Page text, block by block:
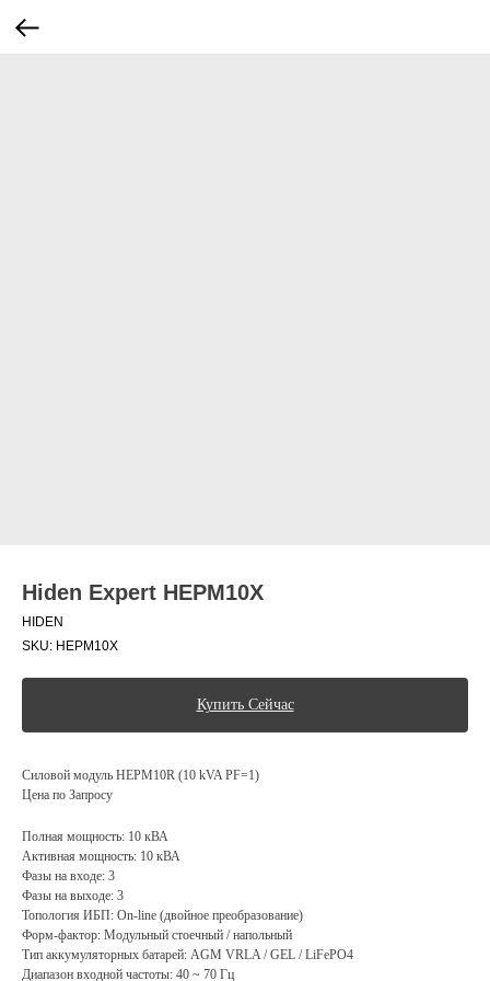
Hiden Expert HEPM10X
HIDEN
SKU: HEPM10X
Купить Сейчас
Силовой модуль HEPM10R (10 kVA PF=1)
Цена по Запросу
Полная мощность: 10 кВА
Активная мощность: 10 кВА
Фазы на входе: 3
Фазы на выходе: 3
Топология ИБП: On-line (двойное преобразование)
Форм-фактор: Модульный стоечный / напольный
Тип аккумуляторных батарей: AGM VRLA / GEL / LiFePO4
Диапазон входной частоты: 40 ~ 70 Гц